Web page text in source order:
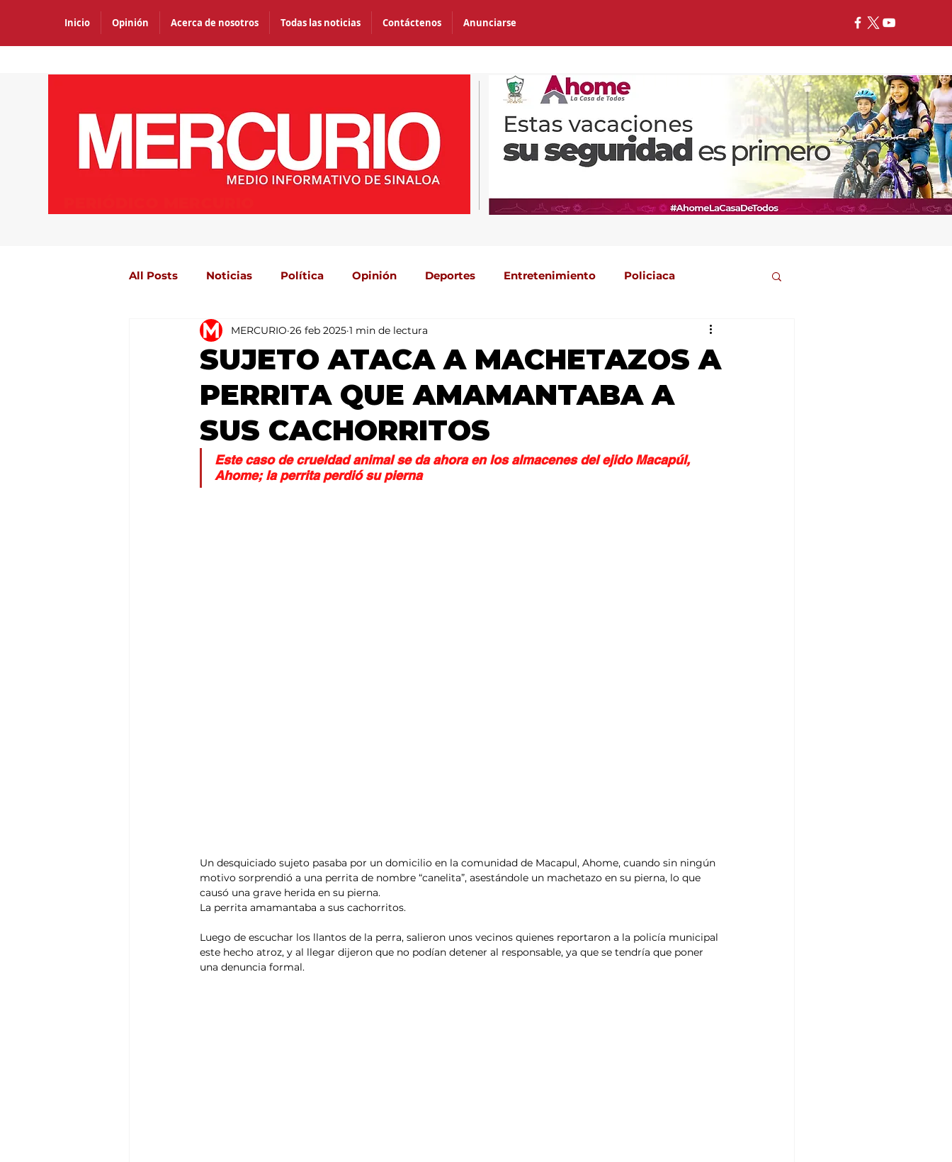
Inicio Opinión Acerca de nosotros Todas las noticias Contáctenos Anunciarse
All Posts Noticias Política Opinión Deportes Entretenimiento Policiaca
Agricultura México Mundo Portada 2
SUJETO ATACA A MACHETAZOS A
PERRITA QUE AMAMANTABA A
SUS CACHORRITOS
MERCURIO 26 feb 2025 1 min de lectura
Este caso de crueldad animal se da ahora en los almacenes del ejido Macapúl,
Ahome; la perrita perdió su pierna
Un desquiciado sujeto pasaba por un domicilio en la comunidad de Macapul, Ahome, cuando sin ningún
motivo sorprendió a una perrita de nombre “canelita”, asestándole un machetazo en su pierna, lo que
causó una grave herida en su pierna.
La perrita amamantaba a sus cachorritos.
Luego de escuchar los llantos de la perra, salieron unos vecinos quienes reportaron a la policía municipal
este hecho atroz, y al llegar dijeron que no podían detener al responsable, ya que se tendría que poner
una denuncia formal.